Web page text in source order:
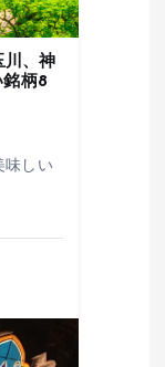
川、神
柄8
味しい